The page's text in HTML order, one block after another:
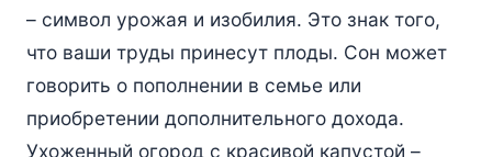
– символ урожая и изобилия. Это знак того,
что ваши труды принесут плоды. Сон может
говорить о пополнении в семье или
приобретении дополнительного дохода.
Ухоженный огород с красивой капустой –